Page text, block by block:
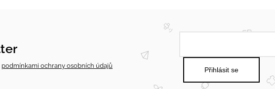
podmínkami ochrany osobních údajů
Přihlásit se